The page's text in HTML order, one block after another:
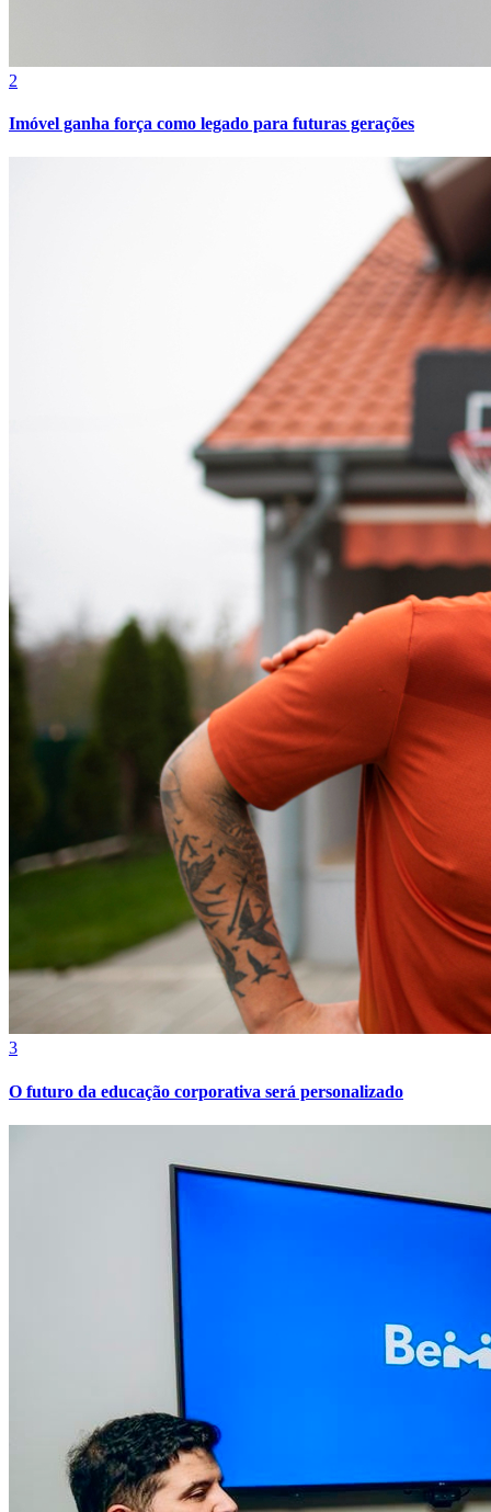
2
Imóvel ganha força como legado para futuras gerações
3
O futuro da educação corporativa será personalizado